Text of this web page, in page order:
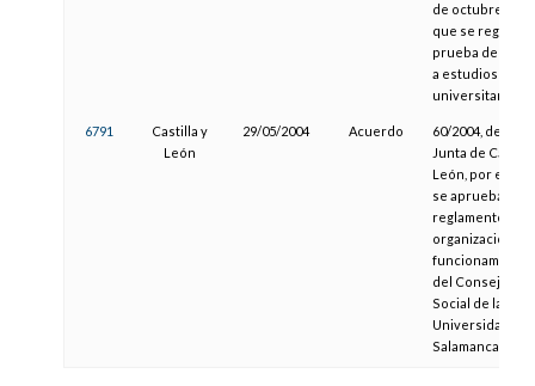
de octubre, por
que se regula la
prueba de
a estudios
universitarios.
6791
Castilla y
León
29/05/2004 Acuerdo
60/2004, de la
Junta de
León, por el que
se aprueba el
reglamento de
organización y
funcionamiento
del Consejo
Social de la
Universidad de
Salamanca.